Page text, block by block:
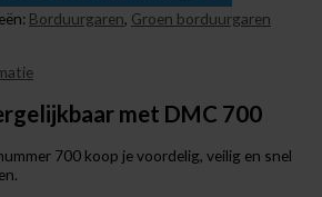
Borduurgaren, Groen borduurgaren
met DMC 700
700 koop je voordelig, veilig en snel